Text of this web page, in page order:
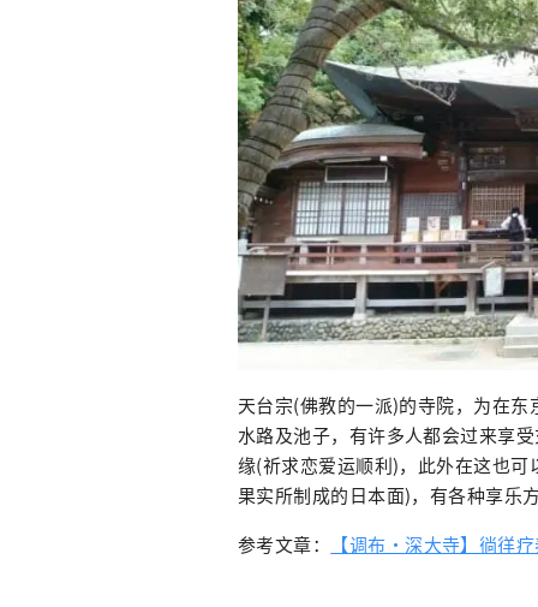
天台宗(佛教的一派)的寺院，为在
水路及池子，有许多人都会过来享
缘(祈求恋爱运顺利)，此外在这也
果实所制成的日本面)，有各种享乐
参考文章：
【调布·深大寺】徜徉